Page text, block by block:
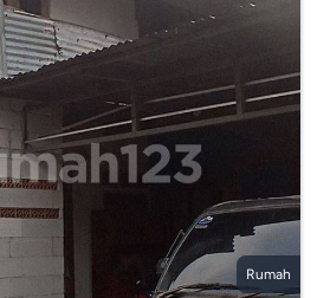
Rumah